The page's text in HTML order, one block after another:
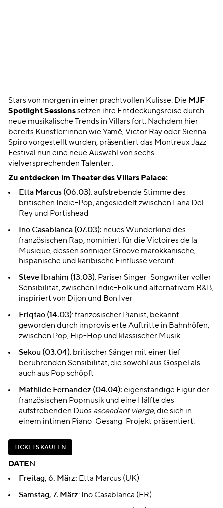
Stars von morgen in einer prachtvollen Kulisse: Die MJF
Spotlight Sessionssetzen ihre Entdeckungsreise durch
neue musikalische Trends in Villars fort. Nachdem hier
bereits Künstler:innen wie Yamê, Victor Ray oder Sienna
Spiro vorgestellt wurden, präsentiert das Montreux Jazz
Festival nun eine neue Auswahl von sechs
vielversprechenden Talenten.
Zu entdecken im Theater des Villars Palace:
Etta Marcus(06.03): aufstrebende Stimme des
britischen Indie-Pop, angesiedelt zwischen Lana Del
Rey und Portishead
Ino Casablanca(07.03): neues Wunderkind des
französischen Rap, nominiert für die Victoires de la
Musique, dessen sonniger Groove marokkanische,
hispanische und karibische Einflüsse vereint
Steve Ibrahim (13.03): Pariser Singer-Songwriter voller
Sensibilität, zwischen Indie-Folk und alternativem R&B,
inspiriert von Dijon und Bon Iver
Friqtao(14.03): französischer Pianist, bekannt
geworden durch improvisierte Auftritte in Bahnhöfen,
zwischen Pop, Hip-Hop und klassischer Musik
Sekou (03.04): britischer Sänger mit einer tief
berührenden Sensibilität, die sowohl aus Gospel als
auch aus Pop schöpft
Mathilde Fernandez (04.04): eigenständige Figur der
französischen Popmusik und eine Hälfte des
aufstrebenden Duos ascendant vierge, die sich in
einem intimen Piano-Gesang-Projekt präsentiert.
CKET S KAUF EN
TICKETSKAUFEN
DATEN
Freitag, 6. März: Etta Marcus (UK)
Samstag, 7. März: Ino Casablanca (FR)